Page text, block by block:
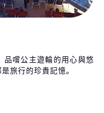
品嚐公主遊輪的用心與悠
旅行的珍貴記憶。